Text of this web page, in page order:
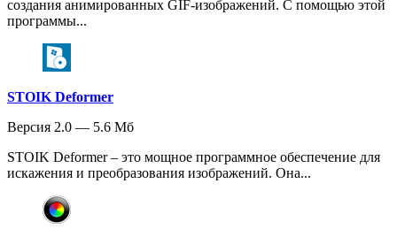
создания анимированных GIF-изображений. С помощью этой
программы...
STOIK Deformer
Версия 2.0 — 5.6 Мб
STOIK Deformer – это мощное программное обеспечение для
искажения и преобразования изображений. Она...